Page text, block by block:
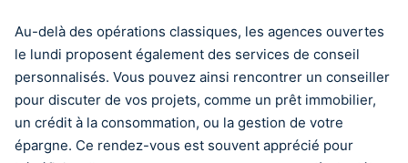
Au-delà des opérations classiques, les agences ouvertes
le lundi proposent également des services de conseil
personnalisés. Vous pouvez ainsi rencontrer un conseiller
pour discuter de vos projets, comme un prêt immobilier,
un crédit à la consommation, ou la gestion de votre
épargne. Ce rendez-vous est souvent apprécié pour